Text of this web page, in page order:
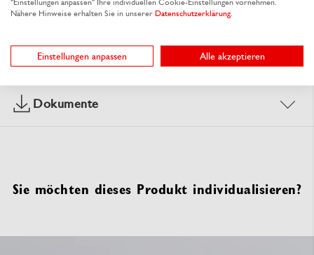
Materialeigenschaften
Dokumente
Sie möchten dieses Produkt individualisieren?
"Einstellungen anpassen" Ihre individuellen Cookie-Einstellungen vornehmen.
Nähere Hinweise erhalten Sie in unserer Datenschutzerklärung.
Einstellungen anpassen Alle akzeptieren